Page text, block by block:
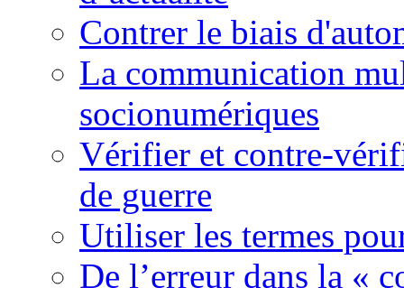
Contrer le biais
La communication
socionumériques
Vérifier et contre-
de guerre
Utiliser les termes
De l’erreur dans la «